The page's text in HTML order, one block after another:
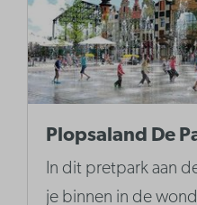
Plopsaland De
In dit pretpark aan
je binnen in de